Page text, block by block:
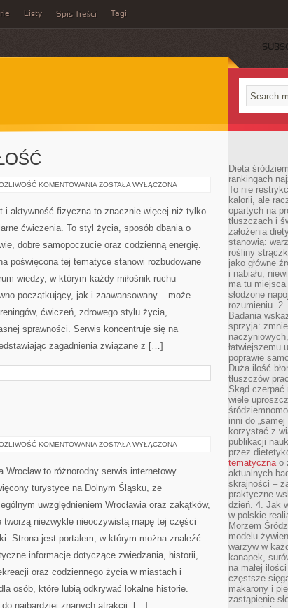
Listy Spis Treści Tagi
KOMENTOWANIA KARDIO
ZOSTAŁA WYŁĄCZONA
i aktywność fizyczna to znacznie więcej niż tylko
ćwiczenia. To styl życia, sposób dbania o
dobre samopoczucie oraz codzienną energię.
poświęcona tej tematyce stanowi rozbudowane
wiedzy, w którym każdy miłośnik ruchu –
początkujący, jak i zaawansowany – może
ćwiczeń, zdrowego stylu życia,
sprawności. Serwis koncentruje się na
zagadnienia związane z […]
KOMENTOWANIA BOLESŁAWIEC
ZOSTAŁA WYŁĄCZONA
Wrocław to różnorodny serwis internetowy
turystyce na Dolnym Śląsku, ze
uwzględnieniem Wrocławia oraz zakątków,
tworzą niezwykle nieoczywistą mapę tej części
Strona jest portalem, w którym można znaleźć
informacje dotyczące zwiedzania, historii,
oraz codziennego życia w miastach i
osób, które lubią odkrywać lokalne historie.
do najbardziej znanych atrakcji, […]
Dieta
rankingach
To nie
kalorii, ale
opartych na
tłuszczach i
założenia
stanowią:
rośliny
jako główne
i nabiału,
ma tu
słodzone
rozumieniu.
Badania
sprzyja:
łatwiejszemu
poprawie
Duża ilość
tłuszczów
Skąd czerpać
wiele
inni do
korzystać z
publikacji
przez
tematycznao
aktualnych
skrajności –
praktyczne
dzień. 4. Jak
w polskie
Morzem
modelu
warzyw w
kanapek,
na małej
częstsze
makarony i
zastąpienie